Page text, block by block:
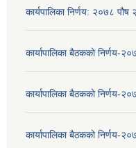
कार्यपालिका निर्णय: २०७८ पौष
कार्यापालिका बैठकको निर्णय-
कार्यापालिका बैठकको निर्णय-
कार्यापालिका बैठकको निर्णय-